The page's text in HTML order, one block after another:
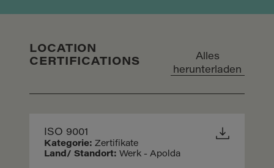
LOCATION
CERTIFICATIONS
Alles
herunterladen
ISO 9001
Kategorie: Zertifikate
Land/ Standort: Werk - Apolda